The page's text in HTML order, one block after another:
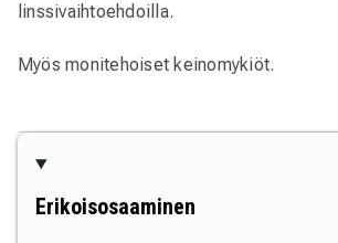
linssivaihtoehdoilla.
Myös monitehoiset keinomykiöt.
Erikoisosaaminen